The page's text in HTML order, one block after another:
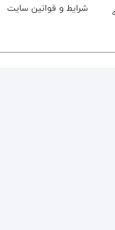
شرایط و قوانین سایت